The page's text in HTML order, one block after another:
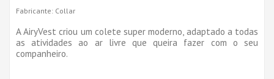
Fabricante: Collar
A AiryVest criou um colete super moderno, adaptado a todas
as atividades ao ar livre que queira fazer com o seu
companheiro.